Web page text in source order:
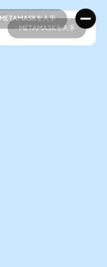
METAMASKを入手
METAMASKを入手
METAMASKを入手